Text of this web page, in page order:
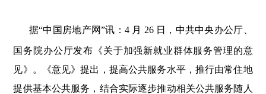
据“中国房地产网”讯：4 月 26 日，中共中央办公厅、
国务院办公厅发布《关于加强新就业群体服务管理的意
见》。《意见》提出，提高公共服务水平，推行由常住地
提供基本公共服务，结合实际逐步推动相关公共服务随人